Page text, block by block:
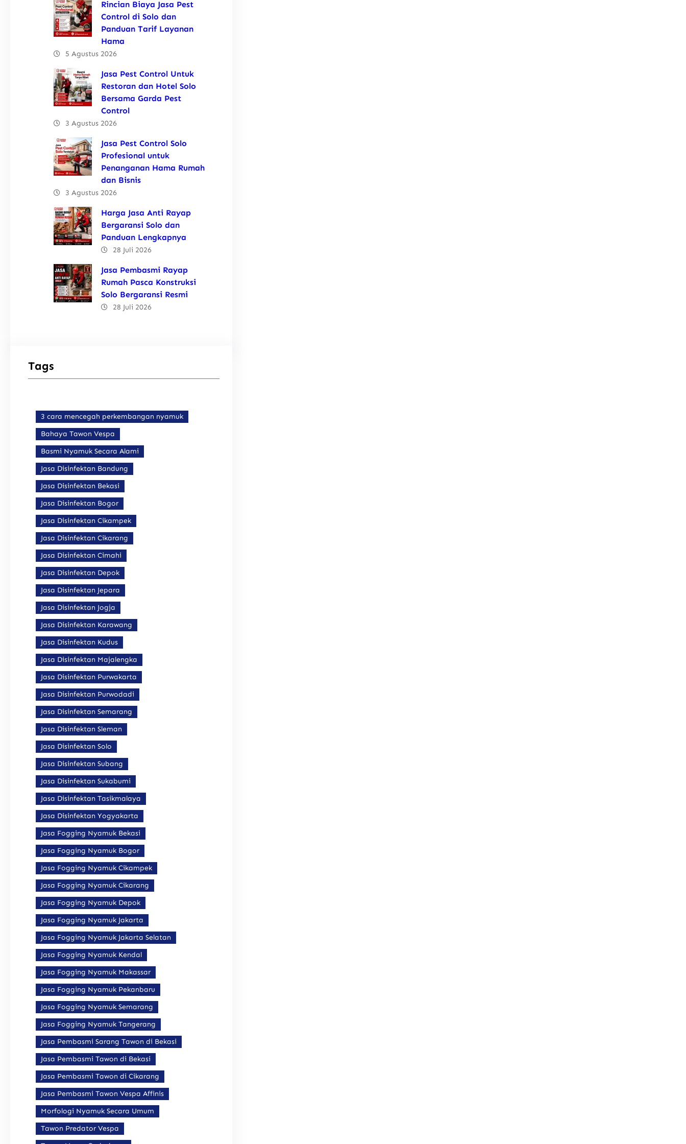
Rincian Biaya Jasa Pest
Control di Solo dan
Panduan Tarif Layanan
Hama
5 Agustus 2026
Jasa Pest Control Untuk
Restoran dan Hotel Solo
Bersama Garda Pest
Control
3 Agustus 2026
Jasa Pest Control Solo
Profesional untuk
Penanganan Hama Rumah
dan Bisnis
3 Agustus 2026
Harga Jasa Anti Rayap
Bergaransi Solo dan
Panduan Lengkapnya
28 Juli 2026
Jasa Pembasmi Rayap
Rumah Pasca Konstruksi
Solo Bergaransi Resmi
28 Juli 2026
Tags
3 cara mencegah perkembangan nyamuk
Bahaya Tawon Vespa
Basmi Nyamuk Secara Alami
Jasa Disinfektan Bandung
Jasa Disinfektan Bekasi
Jasa Disinfektan Bogor
Jasa Disinfektan Cikampek
Jasa Disinfektan Cikarang
Jasa Disinfektan Cimahi
Jasa Disinfektan Depok
Jasa Disinfektan Jepara
Jasa Disinfektan Jogja
Jasa Disinfektan Karawang
Jasa Disinfektan Kudus
Jasa Disinfektan Majalengka
Jasa Disinfektan Purwakarta
Jasa Disinfektan Purwodadi
Jasa Disinfektan Semarang
Jasa Disinfektan Sleman
Jasa Disinfektan Solo
Jasa Disinfektan Subang
Jasa Disinfektan Sukabumi
Jasa Disinfektan Tasikmalaya
Jasa Disinfektan Yogyakarta
Jasa Fogging Nyamuk Bekasi
Jasa Fogging Nyamuk Bogor
Jasa Fogging Nyamuk Cikampek
Jasa Fogging Nyamuk Cikarang
Jasa Fogging Nyamuk Depok
Jasa Fogging Nyamuk Jakarta
Jasa Fogging Nyamuk Jakarta Selatan
Jasa Fogging Nyamuk Kendal
Jasa Fogging Nyamuk Makassar
Jasa Fogging Nyamuk Pekanbaru
Jasa Fogging Nyamuk Semarang
Jasa Fogging Nyamuk Tangerang
Jasa Pembasmi Sarang Tawon di Bekasi
Jasa Pembasmi Tawon di Bekasi
Jasa Pembasmi Tawon di Cikarang
Jasa Pembasmi Tawon Vespa Affinis
Morfologi Nyamuk Secara Umum
Tawon Predator Vespa